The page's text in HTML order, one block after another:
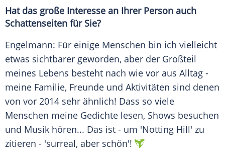
Hat das große Interesse an Ihrer Person auch
Schattenseiten für Sie?
Engelmann: Für einige Menschen bin ich vielleicht
etwas sichtbarer geworden, aber der Großteil
meines Lebens besteht nach wie vor aus Alltag -
meine Familie, Freunde und Aktivitäten sind denen
von vor 2014 sehr ähnlich! Dass so viele
Menschen meine Gedichte lesen, Shows besuchen
und Musik hören... Das ist - um 'Notting Hill' zu
zitieren - 'surreal, aber schön'!